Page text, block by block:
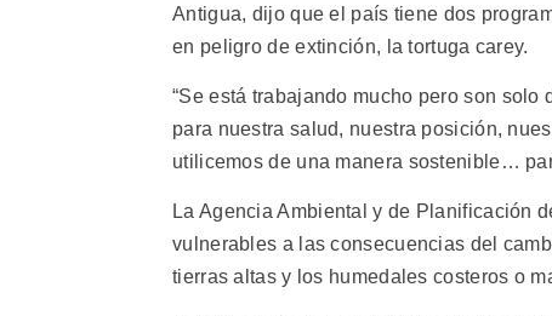
Antigua, dijo que el país tiene dos
en peligro de extinción, la tortuga carey.
“Se está trabajando mucho pero son
para nuestra salud, nuestra posición,
utilicemos de una manera sostenible…
La Agencia Ambiental y de Planificación
vulnerables a las consecuencias del
tierras altas y los humedales costeros o